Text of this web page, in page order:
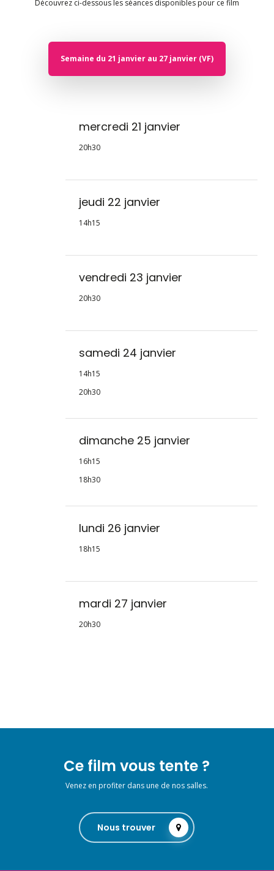
Découvrez ci-dessous les séances disponibles pour ce film
Semaine du 21 janvier au 27 janvier (VF)
mercredi 21 janvier
20h30
jeudi 22 janvier
14h15
vendredi 23 janvier
20h30
samedi 24 janvier
14h15
20h30
dimanche 25 janvier
16h15
18h30
lundi 26 janvier
18h15
mardi 27 janvier
20h30
Ce film vous tente ?
Venez en profiter dans une de nos salles.
Nous trouver